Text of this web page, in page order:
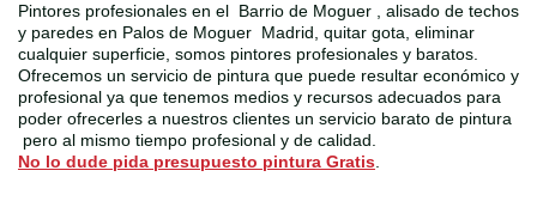
Pintores profesionales en el Barrio de Moguer , alisado de techos
y paredes en Palos de Moguer Madrid, quitar gota, eliminar
cualquier superficie, somos pintores profesionales y baratos.
Ofrecemos un servicio de pintura que puede resultar económico y
profesional ya que tenemos medios y recursos adecuados para
poder ofrecerles a nuestros clientes un servicio barato de pintura
pero al mismo tiempo profesional y de calidad.
No lo dude pida presupuesto pintura Gratis.